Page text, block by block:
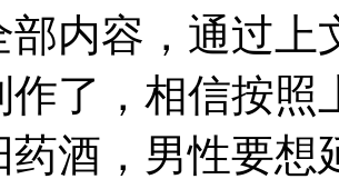
部内容，通过上
作了，相信按照
药酒，男性要想